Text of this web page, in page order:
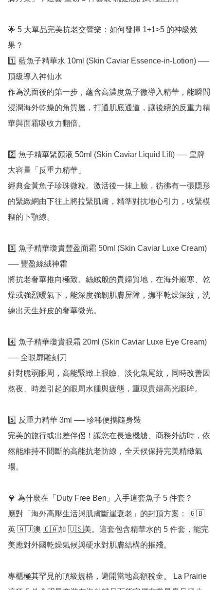
🌟 5 大單品完美抗老交響樂：如何發揮 1+1>5 的神級效
果？
1️⃣ 藍魚子精華水 10ml (Skin Caviar Essence-in-Lotion) ──
頂級導入神仙水
作為洗面後的第一步，蘊含高濃度魚子微導入精華，能瞬間
浸潤海外乾燥的角質層，打通肌底通道，讓後續的反重力精
華與面霜吸收力翻倍。
2️⃣ 魚子精華緊顏液 50ml (Skin Caviar Liquid Lift) ── 皇牌
大容量「反重力精華」
經典金黃魚子珍珠微粒。激活後一抹上臉，彷彿有一張隱形
的緊緻網由下往上將拉緊肌膚，精準對抗地心引力，收緊模
糊的下顎線。
3️⃣ 魚子精華瓊貴豐盈面霜 50ml (Skin Caviar Luxe Cream)
── 豐盈絲絨神霜
將抗老奢華推向極致。絲絨般的貴婦質地，在海外嚴寒、乾
燥或強烈暖氣下，能深度強韌肌膚屏障，撫平乾燥深紋，洗
練出天生好皮的奢華微光。
4️⃣ 魚子精華瓊貴眼霜 20ml (Skin Caviar Luxe Eye Cream)
── 全眼廓雕刻刀
針對脆弱眼周，高能緊緻上眼瞼、淡化魚尾紋，同時改善因
熬夜、時差引起的眼周水腫與疲態，重現貴婦高光眼眸。
5️⃣ 反重力精華 3ml ── 珍稀便攜隨身裝
完美的旅行或出差伴侶！讓您在長途機艙、商務外訪時，依
然能維持不間斷的高能抗老防線，全天候保持完美精緻氣
場。
💎 為什麼在「Duty Free Ben」入手這套魚子 5 件套？
應對「海外高壓生活與肌膚斷崖衰老」的封頂方案： 🇬🇧
英 🇦🇺澳 🇨🇦加 🇺🇸美。這套包含精華水的 5 件套，能完
美應對外國乾燥氣候與硬水對肌膚結構的摧殘。
專櫃極其罕見的頂級規格，避開當地高額稅金。 La Prairie